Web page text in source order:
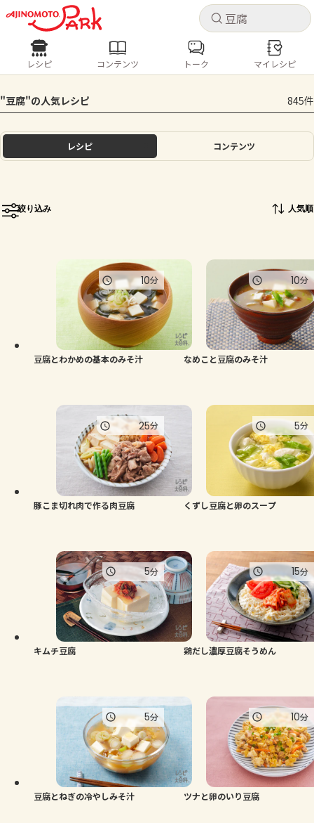
キャ
ログインするとレシピを保存できます
ログイン
ホーム
トーク
よくあるお問い合わせ
お買い物
キャ
レシピ コンテンツ
人気の食材・レシピ
きゅうり なす トマト とうもろこし
ピーマン
レシピ コンテンツ トーク マイレシピ
"豆腐"の人気レシピ 845件
レシピ コンテンツ
絞り込み 人気順
豆腐とわかめの基本のみそ汁
10分
なめこと豆腐のみそ汁
10分
豚こま切れ肉で作る肉豆腐
25分
くずし豆腐と卵のスープ
5分
キムチ豆腐
5分
鶏だし濃厚豆腐そうめん
15分
豆腐とねぎの冷やしみそ汁
5分
ツナと卵のいり豆腐
10分